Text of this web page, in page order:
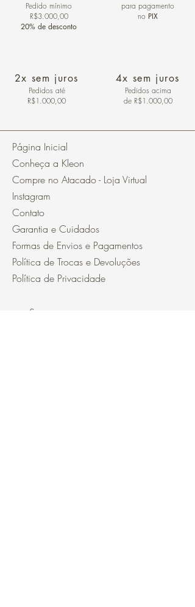
Pedido mínimo
R$3.000,00
20% de desconto
2x sem juros
Pedidos até
R$1.000,00
para pagamento
no PIX
4x sem juros
Pedidos acima
de R$1.000,00
Página Inicial
Conheça a Kleon
Compre no Atacado - Loja Virtual
Instagram
Contato
Garantia e Cuidados
Formas de Envios e Pagamentos
Política de Trocas e Devoluções
Política de Privacidade
Segurança